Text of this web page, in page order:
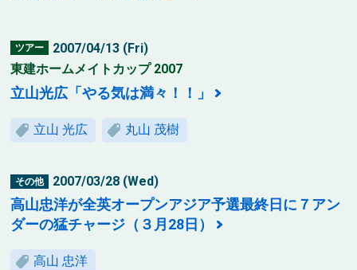
ツアー
2007/04/13 (Fri)
東建ホームメイトカップ 2007
立山光広「やる気は満々！！」
立山 光広 丸山 茂樹
その他 2007/03/28 (Wed)
高山忠洋が全英オープンアジア予選最終日に７アン
ダーの猛チャージ（３月28日）
高山 忠洋